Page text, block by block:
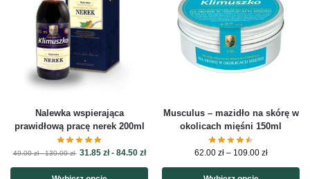
Nalewka wspierająca
prawidłową pracę nerek 200ml
49.00zł-130.00zł 31.85 zł- 84.50 zł
Musculus – mazidło na skórę w
okolicach mięśni 150ml
62.00 zł – 109.00 zł